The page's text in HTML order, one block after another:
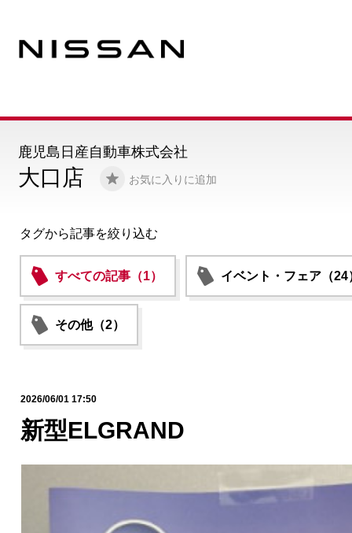
大口店 お気に入りに追加
鹿児島日産自動車株式会社
タグから記事を絞り込む
すべての記事（1） イベント・フェア（24
その他（2）
2026/06/01 17:50
新型ELGRAND